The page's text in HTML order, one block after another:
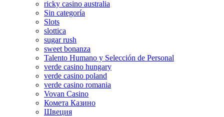
ricky casino australia
Sin categoría
Slots
slottica
sugar rush
sweet bonanza
Talento Humano y Selección de Personal
verde casino hungary
verde casino poland
verde casino romania
Vovan Casino
Комета Казино
Швеция